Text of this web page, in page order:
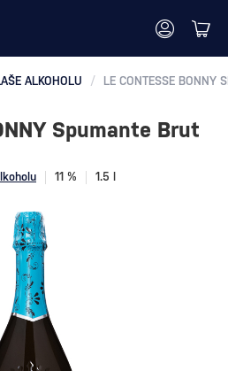
ALKOHOLU /
11 % 1.5 l
Spumante Brut